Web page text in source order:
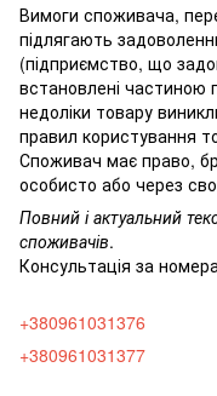
Вимоги споживача,
підлягають
(підприємство, що
встановлені частиною
недоліки товару
правил користування
Споживач має право,
особисто або через
Повний і актуальний
споживачів.
Консультація за
+380961031376
+380961031377